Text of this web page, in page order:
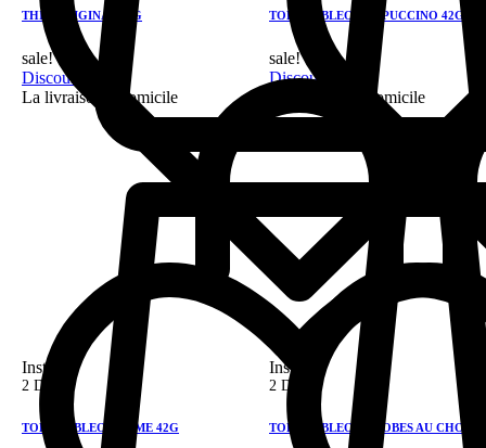
THIN ORIGINAL 42G
sale!
Discount 28%
La livraison a domicile
TOBIGO BLEO CAPPUCCINO 42G
sale!
Discount 28%
La livraison a domicile
Instock
2 DH
TOBIGO BLEO CREME 42G
Instock
2 DH
TOBIGO BLEO ENROBES AU CHOCO